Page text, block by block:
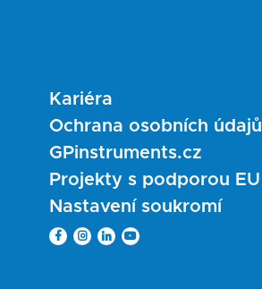
Kariéra
Ochrana osobních údajů
GPinstruments.cz
Projekty s podporou EU
Nastavení soukromí